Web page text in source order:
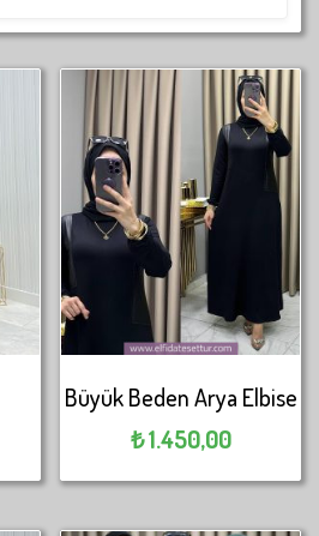
Büyük Beden Arya Elbise
₺1.450,00